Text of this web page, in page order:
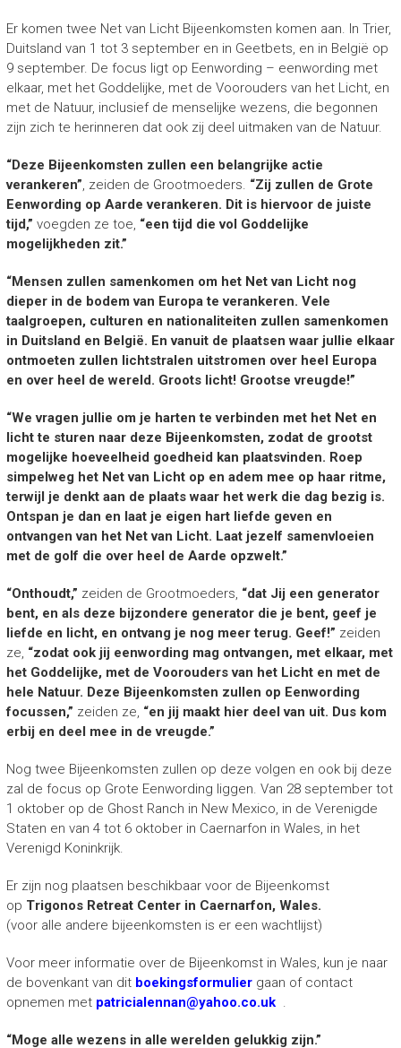
Er komen twee Net van Licht Bijeenkomsten komen aan. In Trier,
Duitsland van 1 tot 3 september en in Geetbets, en in België op
9 september. De focus ligt op Eenwording – eenwording met
elkaar, met het Goddelijke, met de Voorouders van het Licht, en
met de Natuur, inclusief de menselijke wezens, die begonnen
zijn zich te herinneren dat ook zij deel uitmaken van de Natuur.
“Deze Bijeenkomsten zullen een belangrijke actie
verankeren” , zeiden de Grootmoeders. “Zij zullen de Grote
Eenwording op Aarde verankeren. Dit is hiervoor de juiste
tijd,” voegden ze toe, “een tijd die vol Goddelijke
mogelijkheden zit.”
“Mensen zullen samenkomen om het Net van Licht nog
dieper in de bodem van Europa te verankeren. Vele
taalgroepen, culturen en nationaliteiten zullen samenkomen
in Duitsland en België. En vanuit de plaatsen waar jullie elkaar
ontmoeten zullen lichtstralen uitstromen over heel Europa
en over heel de wereld. Groots licht! Grootse vreugde!”
“We vragen jullie om je harten te verbinden met het Net en
licht te sturen naar deze Bijeenkomsten, zodat de grootst
mogelijke hoeveelheid goedheid kan plaatsvinden. Roep
simpelweg het Net van Licht op en adem mee op haar ritme,
terwijl je denkt aan de plaats waar het werk die dag bezig is.
Ontspan je dan en laat je eigen hart liefde geven en
ontvangen van het Net van Licht. Laat jezelf samenvloeien
met de golf die over heel de Aarde opzwelt.”
“Onthoudt,” zeiden de Grootmoeders, “dat Jij een generator
bent, en als deze bijzondere generator die je bent, geef je
liefde en licht, en ontvang je nog meer terug. Geef!” zeiden
ze, “zodat ook jij eenwording mag ontvangen, met elkaar, met
het Goddelijke, met de Voorouders van het Licht en met de
hele Natuur. Deze Bijeenkomsten zullen op Eenwording
focussen,” zeiden ze, “en jij maakt hier deel van uit. Dus kom
erbij en deel mee in de vreugde.”
Nog twee Bijeenkomsten zullen op deze volgen en ook bij deze
zal de focus op Grote Eenwording liggen. Van 28 september tot
1 oktober op de Ghost Ranch in New Mexico, in de Verenigde
Staten en van 4 tot 6 oktober in Caernarfon in Wales, in het
Verenigd Koninkrijk.
Er zijn nog plaatsen beschikbaar voor de Bijeenkomst
op Trigonos Retreat Center in Caernarfon, Wales.
(voor alle andere bijeenkomsten is er een wachtlijst)
Voor meer informatie over de Bijeenkomst in Wales, kun je naar
de bovenkant van dit boekingsformulier gaan of contact
opnemen met patricialennan@yahoo.co.uk.
“Moge alle wezens in alle werelden gelukkig zijn.”